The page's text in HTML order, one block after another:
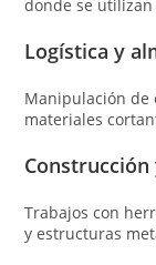
donde se
Logística y
Manipulación de
materiales
Trabajos con
y estructuras